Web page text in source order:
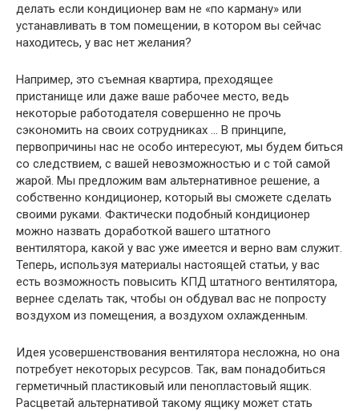
делать если кондиционер вам не «по карману» или
устанавливать в том помещении, в котором вы сейчас
находитесь, у вас нет желания?
Например, это съемная квартира, преходящее
пристанище или даже ваше рабочее место, ведь
некоторые работодателя совершенно не прочь
сэкономить на своих сотрудниках … В принципе,
первопричины нас не особо интересуют, мы будем биться
со следствием, с вашей невозможностью и с той самой
жарой. Мы предложим вам альтернативное решение, а
собственно кондиционер, который вы сможете сделать
своими руками. Фактически подобный кондиционер
можно назвать доработкой вашего штатного
вентилятора, какой у вас уже имеется и верно вам служит.
Теперь, используя материалы настоящей статьи, у вас
есть возможность повысить КПД штатного вентилятора,
вернее сделать так, чтобы он обдувал вас не попросту
воздухом из помещения, а воздухом охлажденным.
Идея усовершенствования вентилятора несложна, но она
потребует некоторых ресурсов. Так, вам понадобиться
герметичный пластиковый или пенопластовый ящик.
Расцветай альтернативой такому ящику может стать